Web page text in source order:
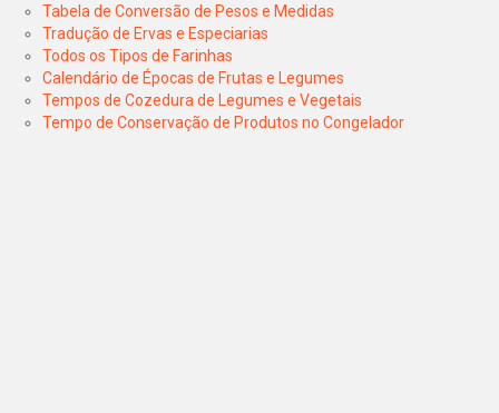
Tabela de Conversão de Pesos e Medidas
Tradução de Ervas e Especiarias
Todos os Tipos de Farinhas
Calendário de Épocas de Frutas e Legumes
Tempos de Cozedura de Legumes e Vegetais
Tempo de Conservação de Produtos no Congelador